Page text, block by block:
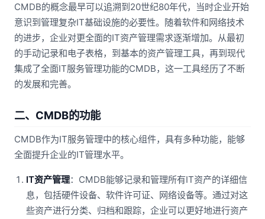
CMDB的概念最早可以追溯到20世纪80年代，当时企业开始
意识到管理复杂IT基础设施的必要性。随着软件和网络技术
的进步，企业对更全面的IT资产管理需求逐渐增加。从最初
的手动记录和电子表格，到基本的资产管理工具，再到现代
集成了全面IT服务管理功能的CMDB，这一工具经历了不断
的发展和完善。
二、CMDB的功能
CMDB作为IT服务管理中的核心组件，具有多种功能，能够
全面提升企业的IT管理水平。
IT资产管理：CMDB能够记录和管理所有IT资产的详细信
息，包括硬件设备、软件许可证、网络设备等。通过对这
些资产进行分类、归档和跟踪，企业可以更好地进行资产